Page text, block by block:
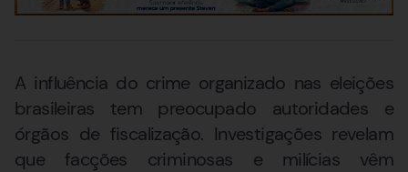
A influência do crime organizado nas eleições
brasileiras tem preocupado autoridades e
órgãos de fiscalização. Investigações revelam
que facções criminosas e milícias vêm